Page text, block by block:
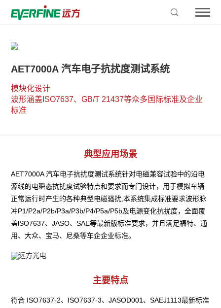
AET7000A 汽车电子抗扰度测试系统
模块化设计
波形涵盖ISO7637、GB/T 21437等众多国际标准及企业
标准
典型应用场景
AET7000A 汽车电子抗扰度测试系统针对电磁兼容试验中的沿电
源线的电瞬态抗扰度试验特点和要求而专门设计，用于模拟车辆
正常运行时产生的各种典型电磁骚扰,本系统集成标准要求波形脉
冲P1/P2a/P2b/P3a/P3b/P4/P5a/P5b及电源变化抗扰度，全面覆
盖lSO7637、JASO、SAE等最新版标准要求，并且满足福特、通
用、大众、宝马、尼桑等车企企业标准。
主要特点
符合 ISO7637-2、ISO7637-3、JASOD001、SAEJ1113最新标准